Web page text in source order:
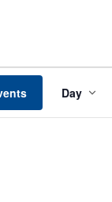
Views
Day